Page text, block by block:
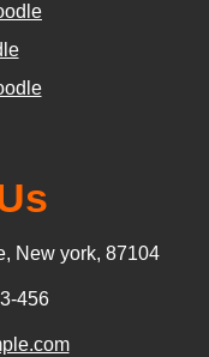
New york, 87104
456